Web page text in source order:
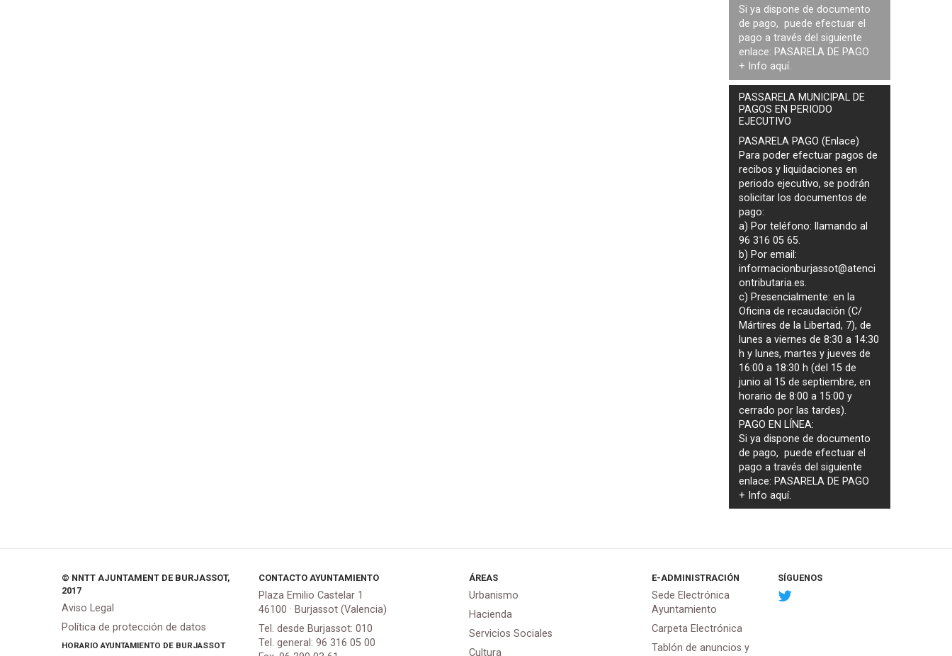
Si ya dispone de documento
de pago, puede efectuar el
pago a través del siguiente
enlace: PASARELA DE PAGO
+ Info aquí.
PASSARELA MUNICIPAL DE
PAGOS EN PERIODO
EJECUTIVO
PASARELA PAGO (Enlace)
Para poder efectuar pagos de
recibos y liquidaciones en
periodo ejecutivo, se podrán
solicitar los documentos de
pago:
a) Por teléfono: llamando al
96 316 05 65.
b) Por email:
informacionburjassot@atenci
ontributaria.es.
c) Presencialmente: en la
Oficina de recaudación (C/
Mártires de la Libertad, 7), de
lunes a viernes de 8:30 a 14:30
h y lunes, martes y jueves de
16:00 a 18:30 h (del 15 de
junio al 15 de septiembre, en
horario de 8:00 a 15:00 y
cerrado por las tardes).
PAGO EN LÍNEA:
Si ya dispone de documento
de pago, puede efectuar el
pago a través del siguiente
enlace: PASARELA DE PAGO
+ Infoaquí.
© NNTT AJUNTAMENT DE BURJASSOT,
2017
Aviso Legal
Política de protección de datos
HORARIO AYUNTAMIENTO DE BURJASSOT
CONTACTO AYUNTAMIENTO
Plaza Emilio Castelar 1
46100 · Burjassot (Valencia)
Tel. desde Burjassot: 010
Tel. general: 96 316 05 00
ÁREAS
Urbanismo
Hacienda
Servicios Sociales
Cultura
E-ADMINISTRACIÓN
Sede Electrónica
Ayuntamiento
Carpeta Electrónica
Tablón de anuncios y
SÍGUENOS